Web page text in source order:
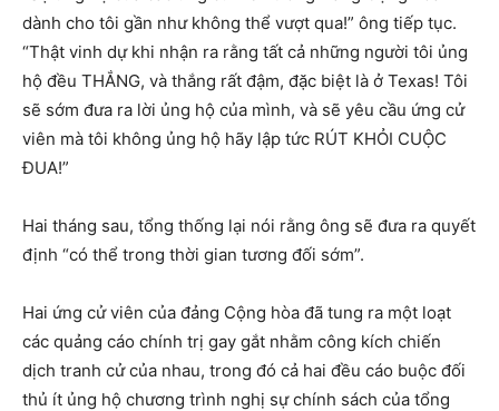
dành cho tôi gần như không thể vượt qua!” ông tiếp tục.
“Thật vinh dự khi nhận ra rằng tất cả những người tôi ủng
hộ đều THẮNG, và thắng rất đậm, đặc biệt là ở Texas! Tôi
sẽ sớm đưa ra lời ủng hộ của mình, và sẽ yêu cầu ứng cử
viên mà tôi không ủng hộ hãy lập tức RÚT KHỎI CUỘC
ĐUA!”
Hai tháng sau, tổng thống lại nói rằng ông sẽ đưa ra quyết
định “có thể trong thời gian tương đối sớm”.
Hai ứng cử viên của đảng Cộng hòa đã tung ra một loạt
các quảng cáo chính trị gay gắt nhằm công kích chiến
dịch tranh cử của nhau, trong đó cả hai đều cáo buộc đối
thủ ít ủng hộ chương trình nghị sự chính sách của tổng